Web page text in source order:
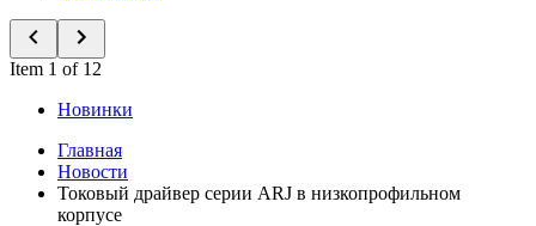
Item 1 of 12
Новинки
Главная
Новости
Токовый драйвер серии ARJ в низкопрофильном
корпусе